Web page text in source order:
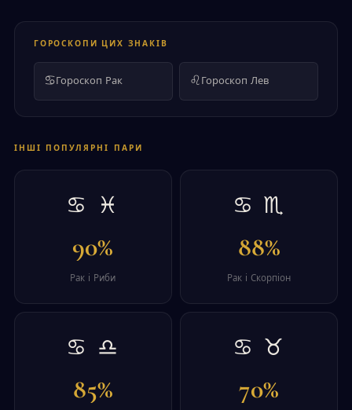
ГОРОСКОПИ ЦИХ ЗНАКІВ
♋ Гороскоп Рак ♌ Гороскоп Лев
ІНШІ ПОПУЛЯРНІ ПАРИ
♋ ♓
90%
Рак і Риби
♋ ♏
88%
Рак і Скорпіон
♋ ♎
85%
♋ ♉
70%